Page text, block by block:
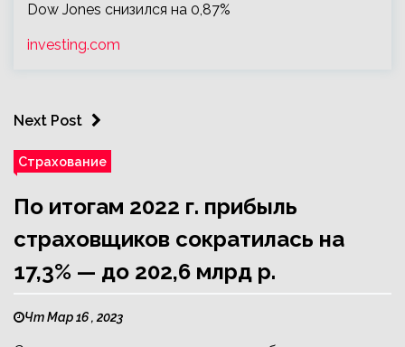
Dow Jones снизился на 0,87%
investing.com
Next Post
Страхование
По итогам 2022 г. прибыль
страховщиков сократилась на
17,3% — до 202,6 млрд р.
Чт Мар 16 , 2023